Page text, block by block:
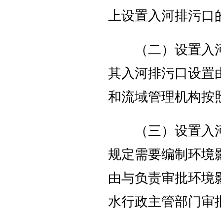
上设置入河排污
（二）设置入河
其入河排污口设置
和流域管理机构
（三）设置入河
规定需要编制环境
由与负责审批环境
水行政主管部门审